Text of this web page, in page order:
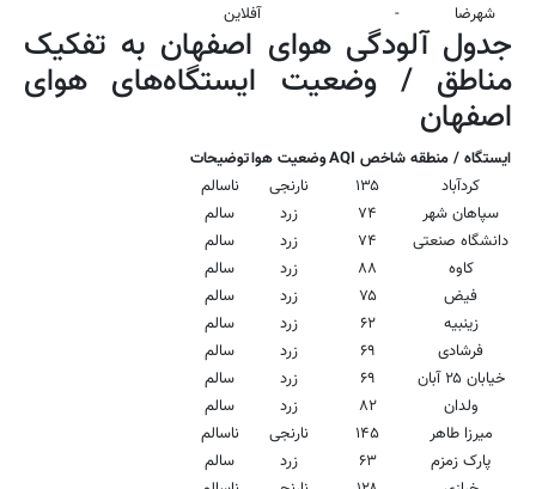
شهرضا
- آفلاین
جدول آلودگی هوای اصفهان به تفکیک
مناطق / وضعیت ایستگاه‌های هوای
اصفهان
ایستگاه / منطقه شاخص AQI وضعیت هواتوضیحات
کردآباد
۱۳۵ نارنجی
ناسالم
سپاهان شهر
۷۴ زرد
سالم
دانشگاه صنعتی
۷۴ زرد
سالم
کاوه
۸۸ زرد
سالم
فیض
۷۵ زرد
سالم
زینبیه
۶۲ زرد
سالم
فرشادی
۶۹ زرد
سالم
خیابان ۲۵ آبان
۶۹ زرد
سالم
ولدان
۸۲ زرد
سالم
میرزا طاهر
۱۴۵ نارنجی
ناسالم
پارک زمزم
۶۳ زرد
سالم